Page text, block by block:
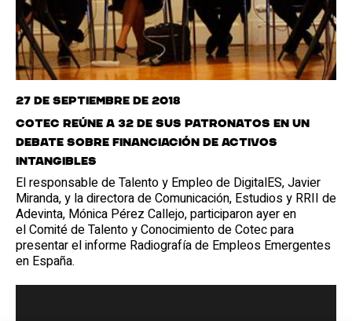
27 de septiembre de 2018
Cotec reúne a 32 de sus patronatos en un
debate sobre financiación de activos
intangibles
El responsable de Talento y Empleo de DigitalES, Javier
Miranda, y la directora de Comunicación, Estudios y RRII de
Adevinta, Mónica Pérez Callejo, participaron ayer en
el Comité de Talento y Conocimiento de Cotec para
presentar el informe Radiografía de Empleos Emergentes
en España.